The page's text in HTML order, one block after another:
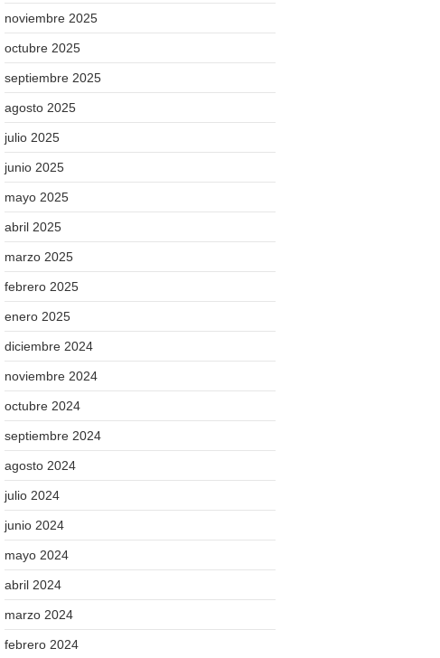
]
noviembre 2025
octubre 2025
septiembre 2025
agosto 2025
julio 2025
junio 2025
mayo 2025
abril 2025
marzo 2025
febrero 2025
enero 2025
diciembre 2024
noviembre 2024
octubre 2024
septiembre 2024
agosto 2024
julio 2024
junio 2024
mayo 2024
abril 2024
marzo 2024
febrero 2024